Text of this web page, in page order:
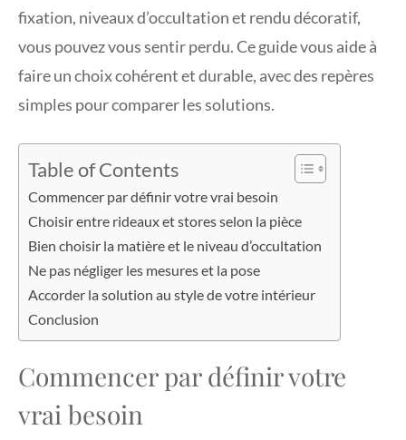
fixation, niveaux d’occultation et rendu décoratif,
vous pouvez vous sentir perdu. Ce guide vous aide à
faire un choix cohérent et durable, avec des repères
simples pour comparer les solutions.
Table of Contents
Commencer par définir votre vrai besoin
Choisir entre rideaux et stores selon la pièce
Bien choisir la matière et le niveau d’occultation
Ne pas négliger les mesures et la pose
Accorder la solution au style de votre intérieur
Conclusion
Commencer par définir votre
vrai besoin